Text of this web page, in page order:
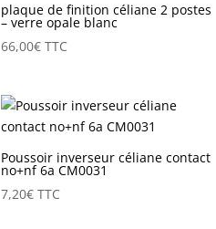
plaque de finition céliane 2 postes
– verre opale blanc
66,00€ TTC
Poussoir inverseur céliane contact
no+nf 6a CM0031
7,20€ TTC